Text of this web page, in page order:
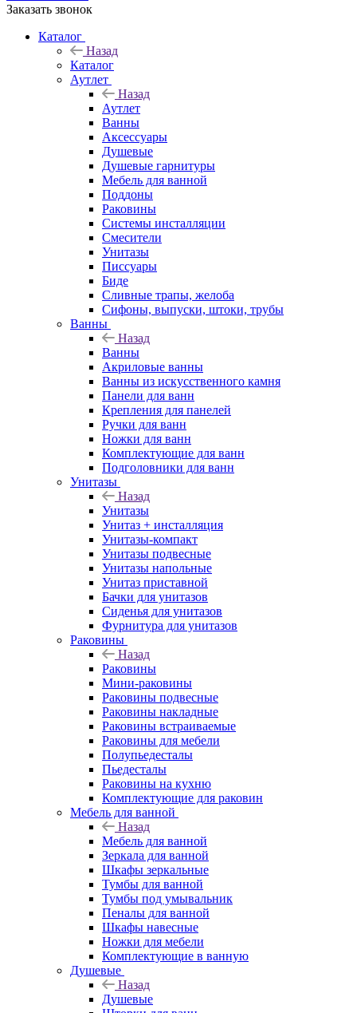
Заказать звонок
Каталог
Назад
Каталог
Аутлет
Назад
Аутлет
Ванны
Аксессуары
Душевые
Душевые гарнитуры
Мебель для ванной
Поддоны
Раковины
Системы инсталляции
Смесители
Унитазы
Писсуары
Биде
Сливные трапы, желоба
Сифоны, выпуски, штоки, трубы
Ванны
Назад
Ванны
Акриловые ванны
Ванны из искусственного камня
Панели для ванн
Крепления для панелей
Ручки для ванн
Ножки для ванн
Комплектующие для ванн
Подголовники для ванн
Унитазы
Назад
Унитазы
Унитаз + инсталляция
Унитазы-компакт
Унитазы подвесные
Унитазы напольные
Унитаз приставной
Бачки для унитазов
Сиденья для унитазов
Фурнитура для унитазов
Раковины
Назад
Раковины
Мини-раковины
Раковины подвесные
Раковины накладные
Раковины встраиваемые
Раковины для мебели
Полупьедесталы
Пьедесталы
Раковины на кухню
Комплектующие для раковин
Мебель для ванной
Назад
Мебель для ванной
Зеркала для ванной
Шкафы зеркальные
Тумбы для ванной
Тумбы под умывальник
Пеналы для ванной
Шкафы навесные
Ножки для мебели
Комплектующие в ванную
Душевые
Назад
Душевые